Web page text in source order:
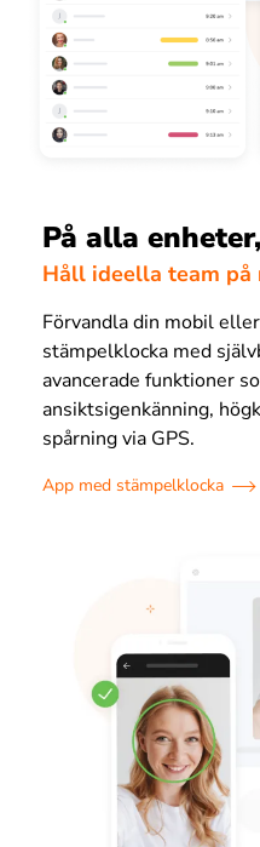
På alla
Håll ideella team på
Förvandla din mobil
stämpelklocka med
avancerade funktioner
ansiktsigenkänning,
spårning via GPS.
App med stämpelklocka